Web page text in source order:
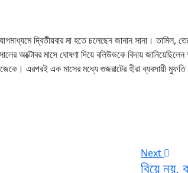
দ্বিতীয়বার মা হতে চলেছেন জানান সানা। তামিল,
অক্টোবর মাসে ঘোষণা দিয়ে বলিউডকে বিদায়
এরপরই এক মাসের মধ্যে গুজরাটের হীরা ব্যবসায়ী
Next
বিয়ে